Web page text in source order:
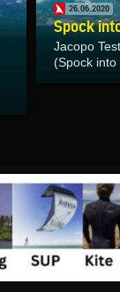
26.06.2020
Spock
Jacopo
(Spock into